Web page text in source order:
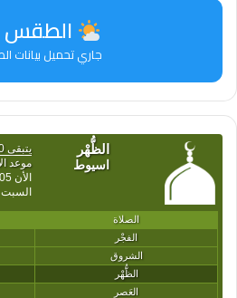
الطقس
جاري تحميل بيانات